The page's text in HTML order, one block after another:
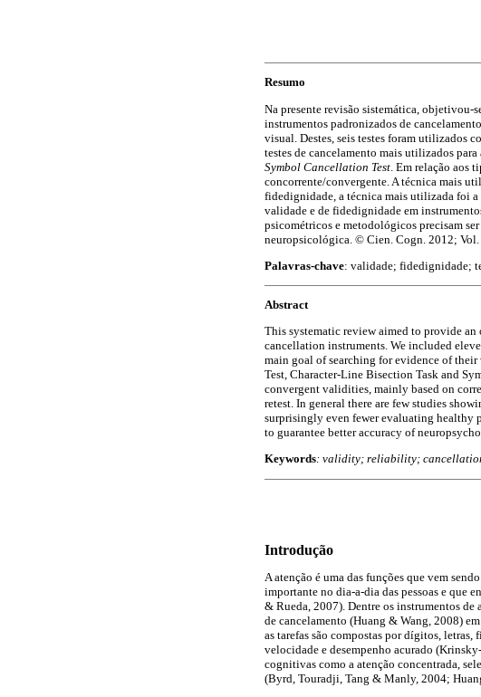
Resumo
Na presente revisão sistemática, objetivou-
instrumentos padronizados de
visual. Destes, seis testes foram utilizados
testes de cancelamento mais utilizados
Symbol Cancellation Test . Em relação aos
concorrente/convergente. A técnica mais
fidedignidade, a técnica mais utilizada foi a
validade e de fidedignidade em
psicométricos e metodológicos precisam
neuropsicológica. © Cien. Cogn. 2012; Vol.
Palavras-chave: validade; fidedignidade;
Abstract
This systematic review aimed to provide
cancellation instruments. We included
main goal of searching for evidence of
Test, Character-Line Bisection Task and
convergent validities, mainly based on
retest. In general there are few studies
surprisingly even fewer evaluating healthy
to guarantee better accuracy of
Keywords: validity; reliability; cancellation
Introdução
A atenção é uma das funções que vem
importante no dia-a-dia das pessoas e que
& Rueda, 2007). Dentre os instrumentos
de cancelamento (Huang & Wang, 2008)
as tarefas são compostas por dígitos,
velocidade e desempenho acurado
cognitivas como a atenção concentrada,
(Byrd, Touradji, Tang & Manly, 2004;